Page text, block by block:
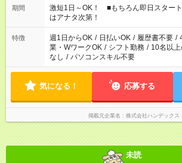
期間
激短1日～OK！ ■もちろん即日スター
はアナタ次第！
特徴 週1日からOK / 日払いOK / 履歴書不要 /
業・WワークOK / シフト勤務 / 10名以
なし / パソコンスキル不要
気になる！ 応募する
掲載元企業名 株式会社ハンデックス
未読